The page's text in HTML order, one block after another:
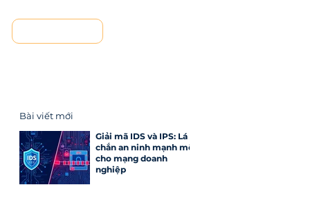
Bài viết mới
Giải mã IDS và IPS: Lá
chắn an ninh mạnh mẽ
cho mạng doanh
nghiệp